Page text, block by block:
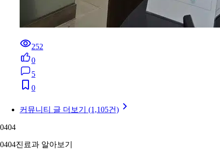
252
0
5
0
커뮤니티 글 더보기 (1,105건)
0404
0404진료과 알아보기